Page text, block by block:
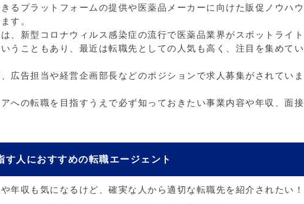
るプラットフォームの提供や医薬品メーカーに向けた販促ノウハウ
す。
、新型コロナウィルス感染症の流行で医薬品業界がスポットライト
うこともあり、最近は転職先としての人気も高く、注目を集めてい
広告担当や経営企画部長などのポジションで求人募集がされていま
への転職を目指すうえで必ず知っておきたい事業内容や年収、面接
す人におすすめの転職エージェント
年収も気になるけど、確実な人から適切な転職先を紹介されたい！